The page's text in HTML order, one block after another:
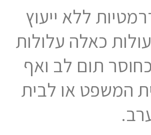
ללא ייעוץ
כאלה עלולות
תום לב ואף
המשפט או לבית